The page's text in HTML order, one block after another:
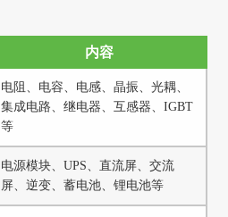
内容
电阻、电容、电感、晶振、光耦、
集成电路、继电器、互感器、IGBT
等
电源模块、UPS、直流屏、交流
屏、逆变、蓄电池、锂电池等